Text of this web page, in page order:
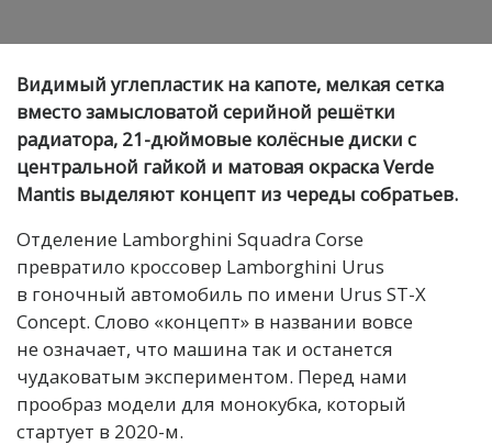
Видимый углепластик на капоте, мелкая сетка
вместо замысловатой серийной решётки
радиатора, 21-дюймовые колёсные диски с
центральной гайкой и матовая окраска Verde
Mantis выделяют концепт из череды собратьев.
Отделение Lamborghini Squadra Corse
превратило кроссовер Lamborghini Urus
в гоночный автомобиль по имени Urus ST-X
Concept. Слово «концепт» в названии вовсе
не означает, что машина так и останется
чудаковатым экспериментом. Перед нами
прообраз модели для монокубка, который
стартует в 2020-м.